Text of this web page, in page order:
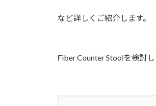
など詳しくご紹介します。
Fiber Counter Stoolを検討